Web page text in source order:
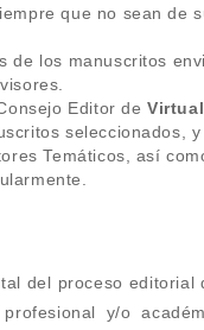
que no sean
de los manuscritos
Editor de
seleccionados,
Temáticos, así
del proceso editorial
y/o